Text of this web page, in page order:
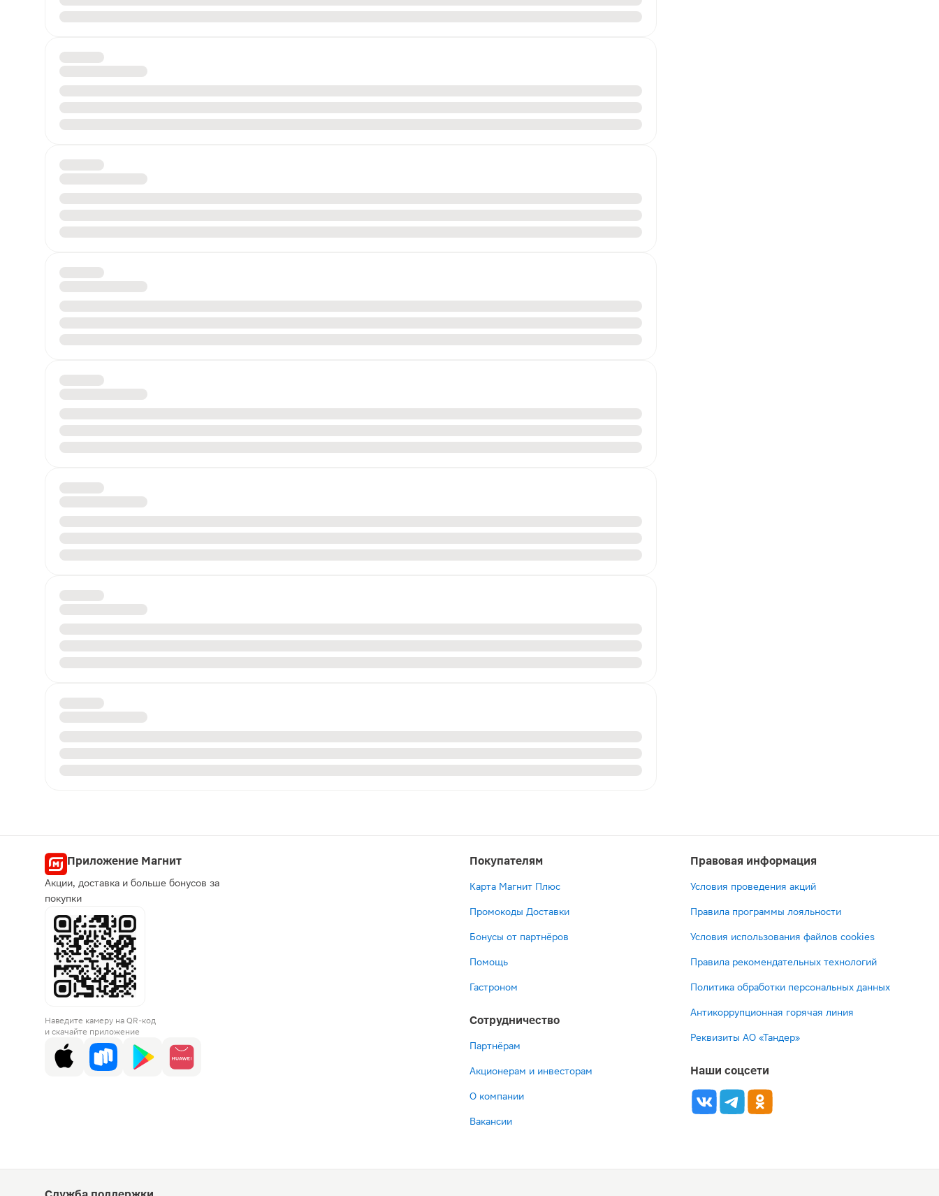
Приложение Магнит
Акции, доставка и больше бонусов за
покупки
Наведите камеру на QR-код
и скачайте приложение
Покупателям
Карта Магнит Плюс
Промокоды Доставки
Бонусы от партнёров
Помощь
Гастроном
Сотрудничество
Партнёрам
Акционерам и инвесторам
О компании
Вакансии
Правовая информация
Условия проведения акций
Правила программы лояльности
Условия использования файлов cookies
Правила рекомендательных технологий
Политика обработки персональных данных
Антикоррупционная горячая линия
Реквизиты АО «Тандер»
Наши соцсети